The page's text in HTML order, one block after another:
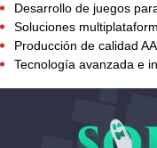
Desarrollo de juegos
Soluciones
Producción de calidad
Tecnología avanzada e